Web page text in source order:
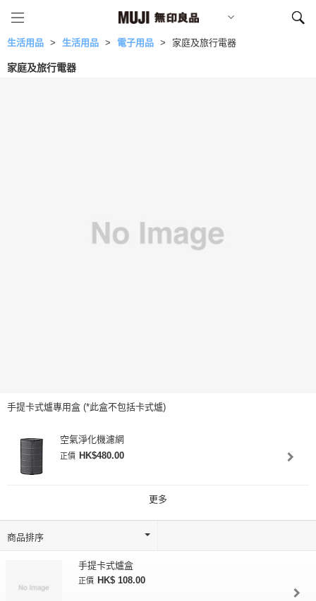
生活用品 生活用品 電子用品 家庭及旅行電器
家庭及旅行電器
手提卡式爐專用盒 (*此盒不包括卡式爐)
空氣淨化機濾網
正價 HK$480.00
更多
手提卡式爐盒
正價 HK$ 108.00